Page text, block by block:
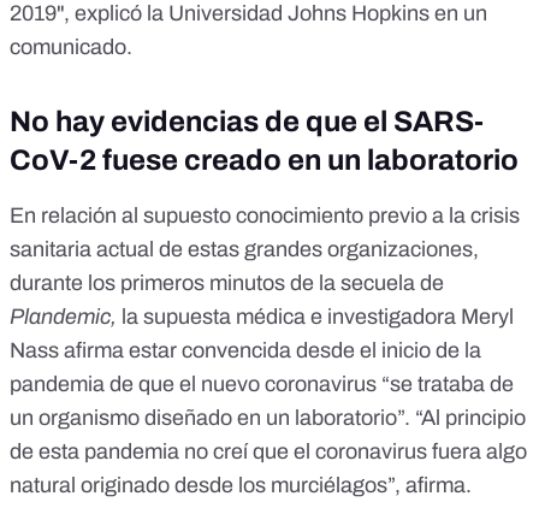
2019", explicó la Universidad Johns Hopkins en un
comunicado.
No hay evidencias de que el SARS-
CoV-2 fuese creado en un laboratorio
En relación al supuesto conocimiento previo a la crisis
sanitaria actual de estas grandes organizaciones,
durante los primeros minutos de la secuela de
Plandemic, la supuesta médica e investigadora Meryl
Nass afirma estar convencida desde el inicio de la
pandemia de que el nuevo coronavirus “se trataba de
un organismo diseñado en un laboratorio”. “Al principio
de esta pandemia no creí que el coronavirus fuera algo
natural originado desde los murciélagos”, afirma.